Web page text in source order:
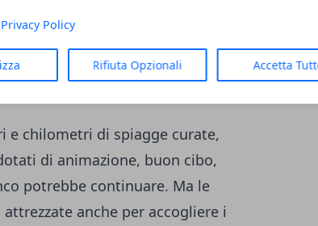
Privacy Policy
Rifiuta Opzionali Accetta
e chilometri di spiagge curate,
di animazione, buon cibo,
potrebbe continuare. Ma le
anche per accogliere i